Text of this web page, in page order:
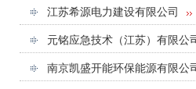
江苏希源电力建设有限公司
元铭应急技术（江苏）有限公
南京凯盛开能环保能源有限公